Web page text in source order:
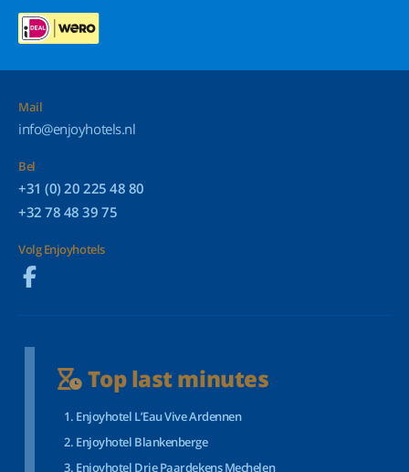
Mail
info@enjoyhotels.nl
Bel
+31 (0) 20 225 48 80
+32 78 48 39 75
Volg Enjoyhotels
Top last minutes
Enjoyhotel L’Eau Vive Ardennen
Enjoyhotel Blankenberge
Enjoyhotel Drie Paardekens Mechelen